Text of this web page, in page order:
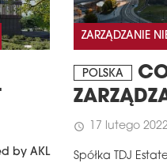
by AKL
ZARZĄDZANIE
POLSKA
schedule 17 lutego 2022
Spółka TDJ